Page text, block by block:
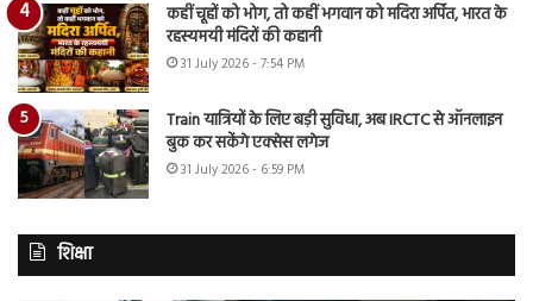
कहीं चूहों को भोग, तो कहीं भगवान को मदिरा अर्पित, भारत के
रहस्यमयी मंदिरों की कहानी
31 July 2026 - 7:54 PM
Train यात्रियों के लिए बड़ी सुविधा, अब IRCTC से ऑनलाइन
बुक कर सकेंगे एक्सेस लगेज
31 July 2026 - 6:59 PM
शिक्षा